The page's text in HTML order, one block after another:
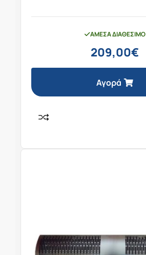
ΆΜΕΣΑ ΔΙΑΘΈΣΙΜΟ
209,00€
Αγορά